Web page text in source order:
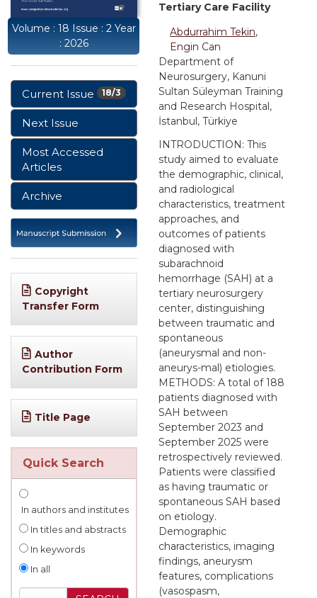
Volume : 18 Issue : 2 Year
: 2026
18/3
Current Issue
Next Issue
Most Accessed
Articles
Archive
Copyright
Transfer Form
Author
Contribution Form
Title Page
Quick Search
In authors and institutes
In titles and abstracts
In keywords
In all
Tertiary Care Facility
Abdurrahim Tekin,
Engin Can
Department of
Neurosurgery, Kanuni
Sultan Süleyman Training
and Research Hospital,
İstanbul, Türkiye
INTRODUCTION: This
study aimed to evaluate
the demographic, clinical,
and radiological
characteristics, treatment
approaches, and
outcomes of patients
diagnosed with
subarachnoid
hemorrhage (SAH) at a
tertiary neurosurgery
center, distinguishing
between traumatic and
spontaneous
(aneurysmal and non-
aneurys-mal) etiologies.
METHODS: A total of 188
patients diagnosed with
SAH between
September 2023 and
September 2025 were
retrospectively reviewed.
Patients were classified
as having traumatic or
spontaneous SAH based
on etiology.
Demographic
characteristics, imaging
findings, aneurysm
features, complications
(vasospasm,